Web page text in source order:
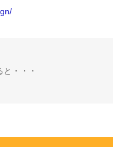
・・・